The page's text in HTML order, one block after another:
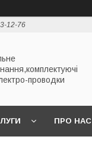
12-76
проводки
ПРО НАС